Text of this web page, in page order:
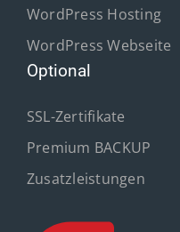
WordPress Hosting
WordPress Webseite
Optional
SSL-Zertifikate
Premium BACKUP
Zusatzleistungen